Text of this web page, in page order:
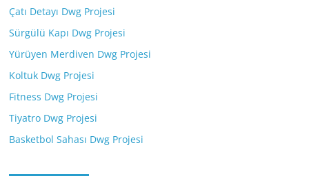
Çatı Detayı Dwg Projesi
Sürgülü Kapı Dwg Projesi
Yürüyen Merdiven Dwg Projesi
Koltuk Dwg Projesi
Fitness Dwg Projesi
Tiyatro Dwg Projesi
Basketbol Sahası Dwg Projesi